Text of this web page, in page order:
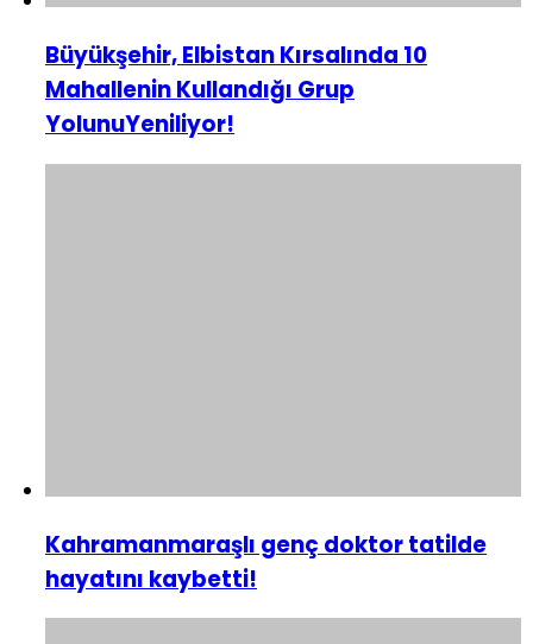
Büyükşehir, Elbistan Kırsalında 10
Mahallenin Kullandığı Grup
YolunuYeniliyor!
Kahramanmaraşlı genç doktor tatilde
hayatını kaybetti!